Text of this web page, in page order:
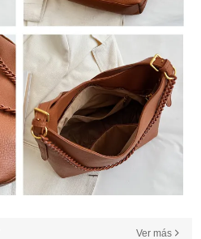
Ver más